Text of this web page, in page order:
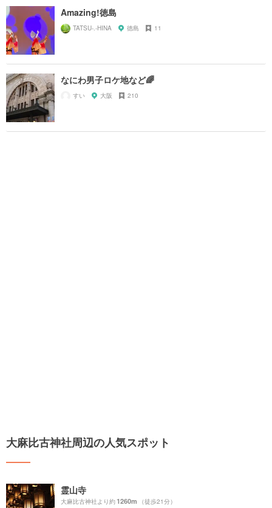
Amazing!徳島
TATSU-.-HINA 徳島 11
なにわ男子ロケ地など🌈
すい 大阪 210
大麻比古神社周辺の人気スポット
霊山寺
大麻比古神社より約1260m （徒歩21分）